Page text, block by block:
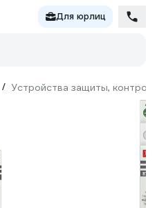
Для юрлиц
/ Устройства защиты,